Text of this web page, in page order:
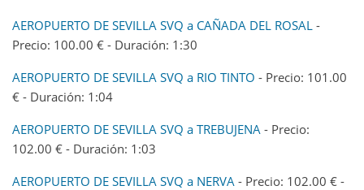
AEROPUERTO DE SEVILLA SVQ a CAÑADA DEL ROSAL -
Precio: 100.00 € - Duración: 1:30
AEROPUERTO DE SEVILLA SVQ a RIO TINTO - Precio: 101.00
€ - Duración: 1:04
AEROPUERTO DE SEVILLA SVQ a TREBUJENA - Precio:
102.00 € - Duración: 1:03
AEROPUERTO DE SEVILLA SVQ a NERVA - Precio: 102.00 € -